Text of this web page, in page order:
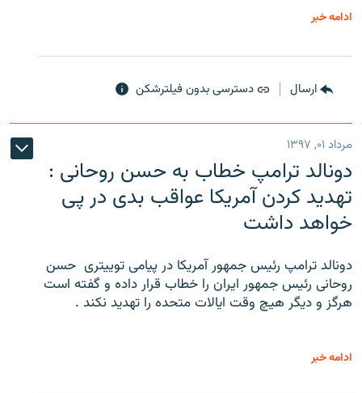
ادامه خبر
ارسال دسترسی بدون فیلترشکن
مرداد ۰۱, ۱۳۹۷
دونالد ترامپ خطاب به حسن روحانی :
تهدید کردن آمریکا عواقب بدی در پی
خواهد داشت
دونالد ترامپ رئیس جمهور آمریکا در پیامی توییتری ‌ حسن
روحانی رئیس جمهور ایران را خطاب قرار داده و گفته است
هرگز و دیگر هیچ وقت ایالات متحده را تهدید نکند .
ادامه خبر